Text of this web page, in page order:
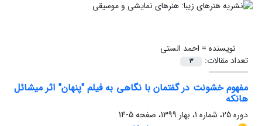
نویسنده = احمد الستی
تعداد مقالات:
3
مفهوم خشونت در گفتمان با نگاهی به فیلم "پنهان" اثر میشائل
هانکه
دوره 25، شماره 1، بهار 1399، صفحه
5-14